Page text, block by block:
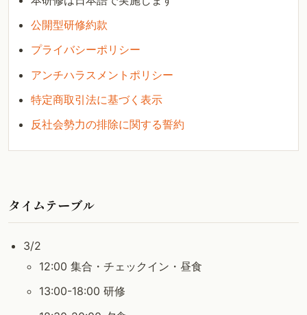
公開型研修約款
プライバシーポリシー
アンチハラスメントポリシー
特定商取引法に基づく表示
反社会勢力の排除に関する誓約
タイムテーブル
3/2
12:00 集合・チェックイン・昼食
13:00-18:00 研修